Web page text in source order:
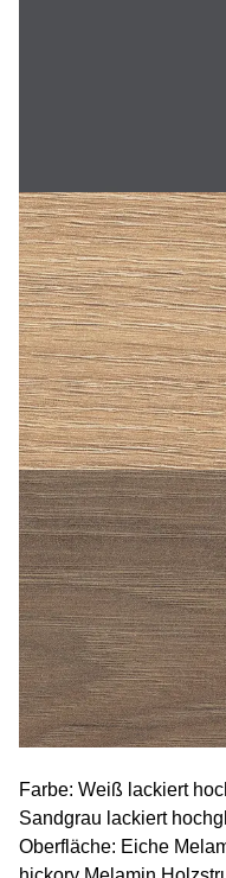
Farbe: Weiß lackiert
Sandgrau lackiert
Oberfläche: Eiche